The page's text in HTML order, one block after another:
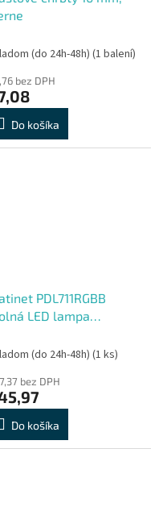
(do 24h-48h) (1 balení)
bez DPH
Do košíka
PDL711RGBB
LED lampa
hodiny, čierna
(do 24h-48h) (1 ks)
bez DPH
Do košíka